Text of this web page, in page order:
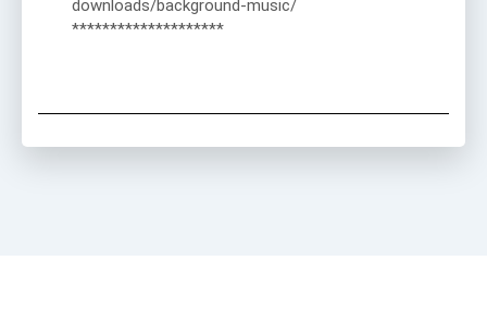
downloads/background-music/
********************